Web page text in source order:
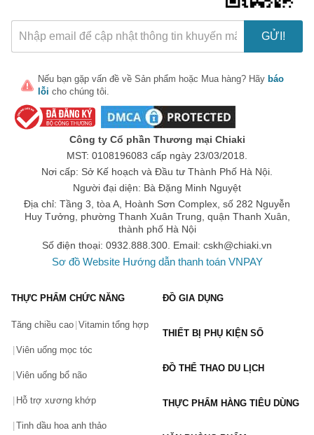
GỬI!
Nếu bạn gặp vấn đề về Sản phẩm hoặc Mua hàng? Hãy báo
lỗi cho chúng tôi.
Công ty Cổ phần Thương mại Chiaki
MST: 0108196083 cấp ngày 23/03/2018.
Nơi cấp: Sở Kế hoạch và Đầu tư Thành Phố Hà Nội.
Người đại diện: Bà Đặng Minh Nguyệt
Địa chỉ: Tầng 3, tòa A, Hoành Sơn Complex, số 282 Nguyễn
Huy Tưởng, phường Thanh Xuân Trung, quận Thanh Xuân,
thành phố Hà Nội
Số điện thoại: 0932.888.300. Email: cskh@chiaki.vn
Sơ đồ Website Hướng dẫn thanh toán VNPAY
THỰC PHẨM CHỨC NĂNG
Tăng chiều cao Vitamin tổng hợp
Viên uống mọc tóc
Viên uống bổ não
Hỗ trợ xương khớp
Tinh dầu hoa anh thảo
ĐỒ GIA DỤNG
THIẾT BỊ PHỤ KIỆN SỐ
ĐỒ THỂ THAO DU LỊCH
THỰC PHẨM HÀNG TIÊU DÙNG
Mã Giảm Giá Dành Riêng Cho Bạn
Giảm ngay cho bất kỳ đơn hàng nào.
XXX-XXXX
Số lần áp dụng:
lần
Chỉ áp dụng cho gian hàng:
Ngày hết hạn:
LẤY MÃ NGAY